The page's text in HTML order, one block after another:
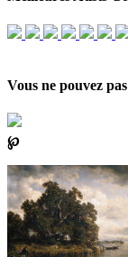
Vous ne pouvez
℘